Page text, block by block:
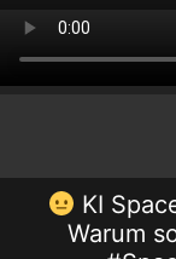
KI
Warum